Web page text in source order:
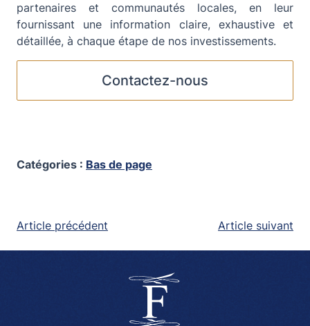
partenaires et communautés locales, en leur
fournissant une information claire, exhaustive et
détaillée, à chaque étape de nos investissements.
Contactez-nous
Catégories : Bas de page
NAVIGATION
DE
Article précédent Article suivant